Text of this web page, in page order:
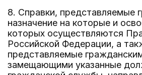
8. Справки, представляемые
назначение на которые и
которых осуществляются
Российской Федерации, а
представляемые
замещающими указанные